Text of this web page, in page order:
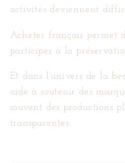
activités deviennent
Acheter français permet
participer à la
Et dans l’univers de la
aide à soutenir des
souvent des productions
transparentes.